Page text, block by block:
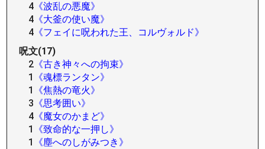
4 《波乱の悪魔》
4 《大釜の使い魔》
4 《フェイに呪われた王、コルヴォルド》
呪文(17)
2 《古き神々への拘束》
1
《魂標ランタン》
1
《焦熱の竜火》
3 《思考囲い》
4 《魔女のかまど》
1
《致命的な一押し》
1
《塵へのしがみつき》